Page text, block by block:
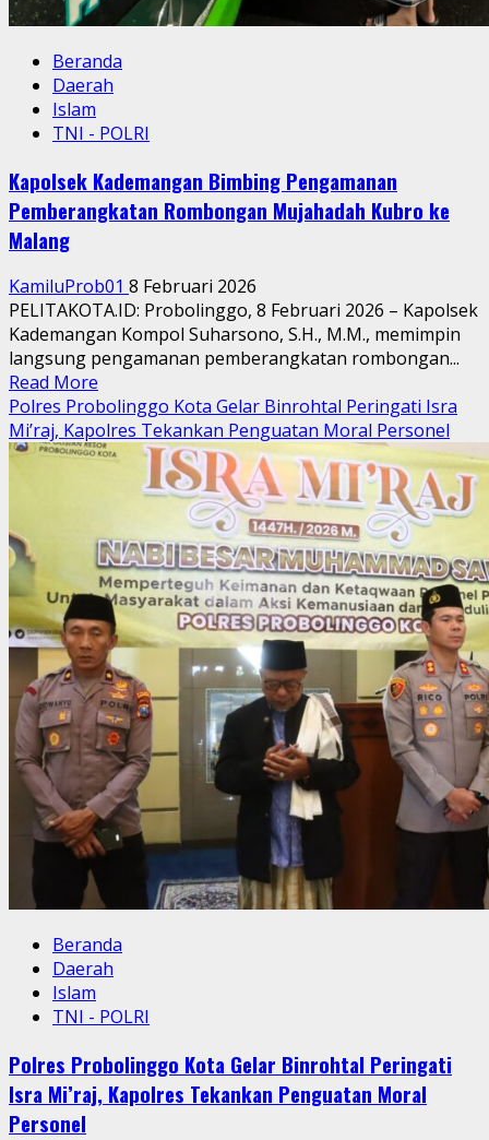
Beranda
Daerah
Islam
TNI - POLRI
Kapolsek Kademangan Bimbing Pengamanan
Pemberangkatan Rombongan Mujahadah Kubro ke
Malang
KamiluProb01 8 Februari 2026
PELITAKOTA.ID: Probolinggo, 8 Februari 2026 – Kapolsek
Kademangan Kompol Suharsono, S.H., M.M., memimpin
langsung pengamanan pemberangkatan rombongan...
Read More
more
about
Kapolsek
Kademangan
Bimbing
Pengamanan
Pemberangkatan
Rombongan
Mujahadah
Kubro
ke
Malang
Polres Probolinggo Kota Gelar Binrohtal Peringati Isra
Mi’raj, Kapolres Tekankan Penguatan Moral Personel
Beranda
Daerah
Islam
TNI - POLRI
Polres Probolinggo Kota Gelar Binrohtal Peringati
Isra Mi’raj, Kapolres Tekankan Penguatan Moral
Personel